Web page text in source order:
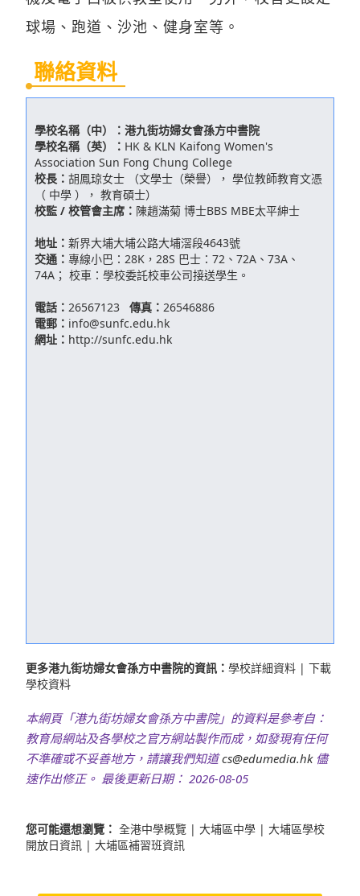
球場、跑道、沙池、健身室等。
聯絡資料
學校名稱（中）： 港九街坊婦女會孫方中書院
學校名稱（英）： HK & KLN Kaifong Women's
Association Sun Fong Chung College
校長： 胡鳳琼女士 （文學士（榮譽）， 學位教師教育文憑
（ 中學 ）， 教育碩士）
校監 / 校管會主席： 陳趙滿菊 博士BBS MBE太平紳士
地址： 新界大埔大埔公路大埔滘段4643號
交通： 專線小巴：28K，28S 巴士：72、72A、73A、
74A； 校車：學校委託校車公司接送學生。
電話： 26567123 傳真： 26546886
電郵： info@sunfc.edu.hk
網址： http://sunfc.edu.hk
更多港九街坊婦女會孫方中書院的資訊： 學校詳細資料 | 下載
學校資料
本網頁「港九街坊婦女會孫方中書院」的資料是參考自：
教育局網站及各學校之官方網站製作而成，如發現有任何
不準確或不妥善地方，請讓我們知道cs@edumedia.hk儘
速作出修正。 最後更新日期： 2026-08-05
您可能還想瀏覽： 全港中學概覽 | 大埔區中學 | 大埔區學校
開放日資訊 | 大埔區補習班資訊